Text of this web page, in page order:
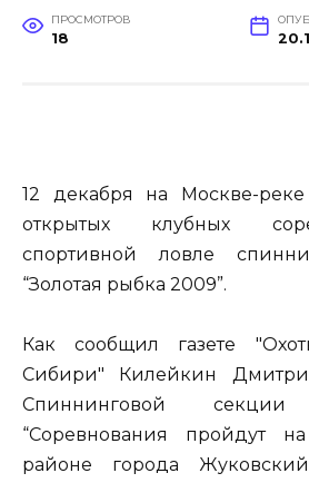
ПРОСМОТРОВ
18
12 декабря на Москве-
открытых клубных
спортивной ловле
“Золотая рыбка 2009”.
Как сообщил газете
Сибири" Килейкин
Спиннинговой секции
“Соревнования пройдут
районе города